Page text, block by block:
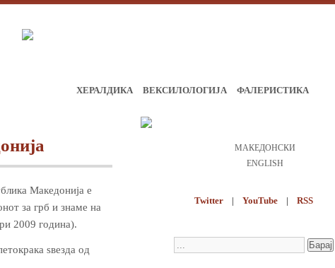
ХЕРАЛДИКА ВЕКСИЛОЛОГИЈА ФАЛЕРИСТИКА
Македонија е
за грб и знаме на
2009 година).
ѕвезда од
МАКЕДОНСКИ
ENGLISH
Twitter | YouTube | RSS